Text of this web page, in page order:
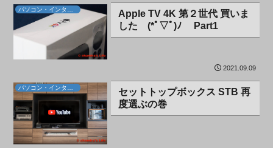
Apple TV 4K 第２世代 買いま
した (*ﾟ▽ﾟ)ﾉ Part1
2021.09.09
セットトップボックス STB 再
度選ぶの巻